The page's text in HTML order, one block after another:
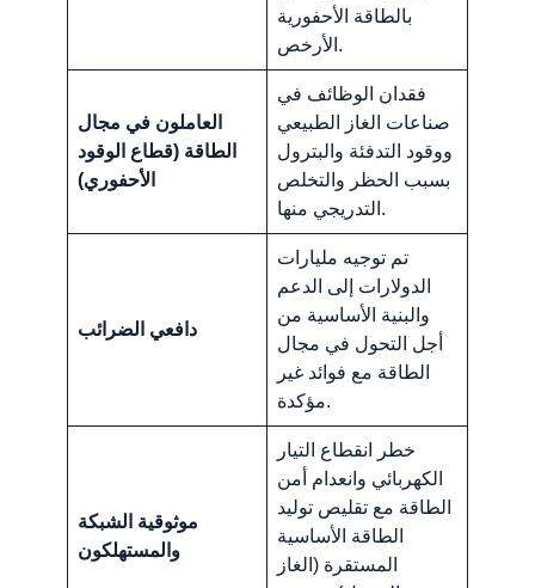
بالطاقة الأحفورية
الأرخص.
العاملون في مجال
الطاقة (قطاع الوقود
الأحفوري)
فقدان الوظائف في
صناعات الغاز الطبيعي
ووقود التدفئة والبترول
بسبب الحظر والتخلص
التدريجي منها.
دافعي الضرائب
تم توجيه مليارات
الدولارات إلى الدعم
والبنية الأساسية من
أجل التحول في مجال
الطاقة مع فوائد غير
مؤكدة.
موثوقية الشبكة
والمستهلكون
خطر انقطاع التيار
الكهربائي وانعدام أمن
الطاقة مع تقليص توليد
الطاقة الأساسية
المستقرة (الغاز